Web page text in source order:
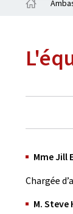
Mme Jill
Chargée
M. Steve